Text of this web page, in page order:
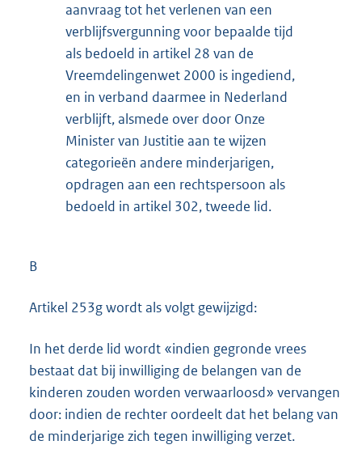
aanvraag tot het verlenen van een
verblijfsvergunning voor bepaalde tijd
als bedoeld in artikel 28 van de
Vreemdelingenwet 2000 is ingediend,
en in verband daarmee in Nederland
verblijft, alsmede over door Onze
Minister van Justitie aan te wijzen
categorieën andere minderjarigen,
opdragen aan een rechtspersoon als
bedoeld in artikel 302, tweede lid.
B
Artikel 253g wordt als volgt gewijzigd:
In het derde lid wordt «indien gegronde vrees
bestaat dat bij inwilliging de belangen van de
kinderen zouden worden verwaarloosd» vervangen
door: indien de rechter oordeelt dat het belang van
de minderjarige zich tegen inwilliging verzet.